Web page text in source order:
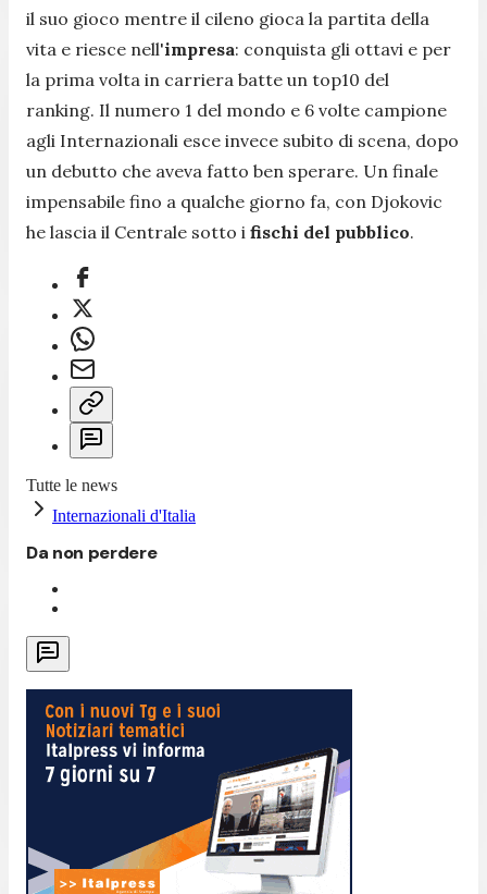
il suo gioco mentre il cileno gioca la partita della
vita e riesce nell'impresa: conquista gli ottavi e per
la prima volta in carriera batte un top10 del
ranking. Il numero 1 del mondo e 6 volte campione
agli Internazionali esce invece subito di scena, dopo
un debutto che aveva fatto ben sperare. Un finale
impensabile fino a qualche giorno fa, con Djokovic
he lascia il Centrale sotto i fischi del pubblico.
Tutte le news
Internazionali d'Italia
Da non perdere